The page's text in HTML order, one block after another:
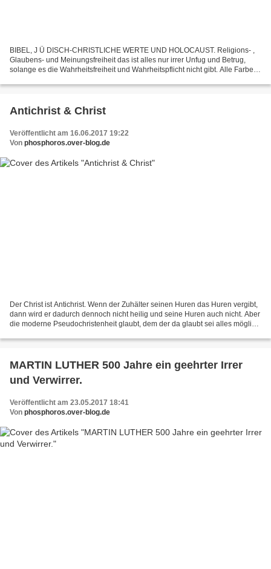
BIBEL, J Ü DISCH-CHRISTLICHE WERTE UND HOLOCAUST. Religions- ,
Glaubens- und Meinungsfreiheit das ist alles nur irrer Unfug und Betrug,
solange es die Wahrheitsfreiheit und Wahrheitspflicht nicht gibt. Alle Farben
Antichrist & Christ
Veröffentlicht am 16.06.2017 19:22
Von phosphoros.over-blog.de
Der Christ ist Antichrist. Wenn der Zuhälter seinen Huren das Huren vergibt,
dann wird er dadurch dennoch nicht heilig und seine Huren auch nicht. Aber
die moderne Pseudochristenheit glaubt, dem der da glaubt sei alles möglich
MARTIN LUTHER 500 Jahre ein geehrter Irrer
und Verwirrer.
Veröffentlicht am 23.05.2017 18:41
Von phosphoros.over-blog.de